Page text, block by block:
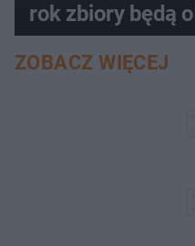
rok zbiory będą
ZOBACZ WIĘCEJ